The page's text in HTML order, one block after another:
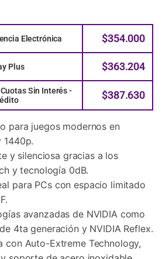
Electrónica $354.000
Plus $363.204
Sin Interés -
$387.630
para juegos modernos en
1440p.
y silenciosa gracias a los
y tecnología 0dB.
para PCs con espacio limitado
avanzadas de NVIDIA como
4ta generación y NVIDIA Reflex.
con Auto-Extreme Technology,